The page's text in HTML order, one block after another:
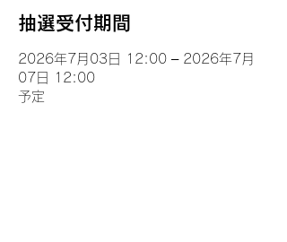
抽選受付期間
2026年7月03日 12:00 – 2026年7月
07日 12:00
予定